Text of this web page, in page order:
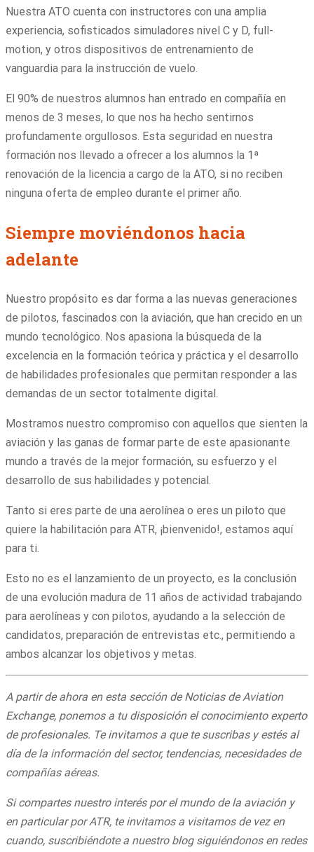
Nuestra ATO cuenta con instructores con una amplia
experiencia, sofisticados simuladores nivel C y D, full-
motion, y otros dispositivos de entrenamiento de
vanguardia para la instrucción de vuelo.
El 90% de nuestros alumnos han entrado en compañía en
menos de 3 meses, lo que nos ha hecho sentirnos
profundamente orgullosos. Esta seguridad en nuestra
formación nos llevado a ofrecer a los alumnos la 1ª
renovación de la licencia a cargo de la ATO, si no reciben
ninguna oferta de empleo durante el primer año.
Siempre moviéndonos hacia
adelante
Nuestro propósito es dar forma a las nuevas generaciones
de pilotos, fascinados con la aviación, que han crecido en un
mundo tecnológico. Nos apasiona la búsqueda de la
excelencia en la formación teórica y práctica y el desarrollo
de habilidades profesionales que permitan responder a las
demandas de un sector totalmente digital.
Mostramos nuestro compromiso con aquellos que sienten la
aviación y las ganas de formar parte de este apasionante
mundo a través de la mejor formación, su esfuerzo y el
desarrollo de sus habilidades y potencial.
Tanto si eres parte de una aerolínea o eres un piloto que
quiere la habilitación para ATR, ¡bienvenido!, estamos aquí
para ti.
Esto no es el lanzamiento de un proyecto, es la conclusión
de una evolución madura de 11 años de actividad trabajando
para aerolíneas y con pilotos, ayudando a la selección de
candidatos, preparación de entrevistas etc., permitiendo a
ambos alcanzar los objetivos y metas.
A partir de ahora en esta sección de Noticias de Aviation
Exchange, ponemos a tu disposición el conocimiento experto
de profesionales. Te invitamos a que te suscribas y estés al
día de la información del sector, tendencias, necesidades de
compañías aéreas.
Si compartes nuestro interés por el mundo de la aviación y
en particular por ATR, te invitamos a visitarnos de vez en
cuando, suscribiéndote a nuestro blog siguiéndonos en redes